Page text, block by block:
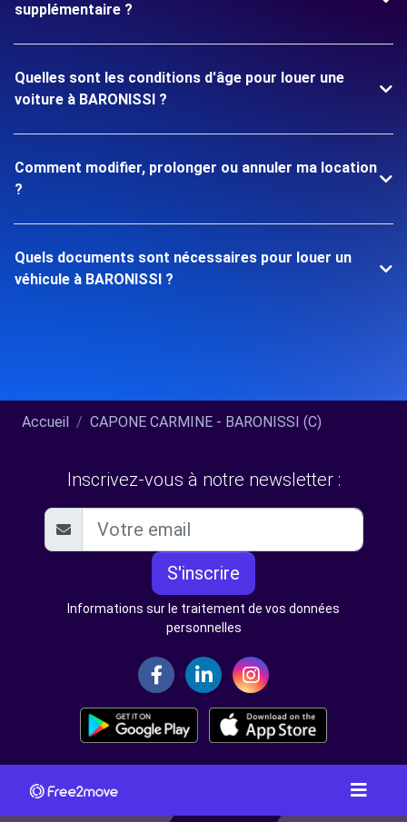
supplémentaire ?
Quelles sont les conditions d'âge pour louer une
voiture à BARONISSI ?
Comment modifier, prolonger ou annuler ma location
?
Quels documents sont nécessaires pour louer un
véhicule à BARONISSI ?
Accueil CAPONE CARMINE - BARONISSI (C)
Inscrivez-vous à notre newsletter :
S'inscrire
Informations sur le traitement de vos données
personnelles